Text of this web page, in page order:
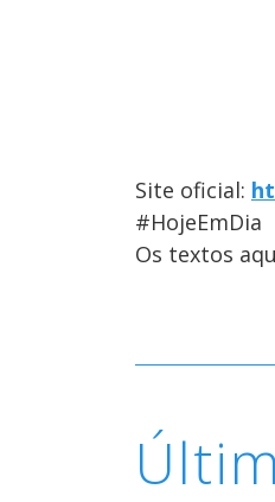
Site oficial:
#HojeEmDia
Os textos